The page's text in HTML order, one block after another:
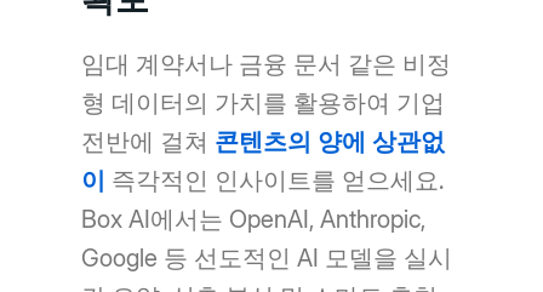
임대 계약서나 금융 문서 같은 비정
형 데이터의 가치를 활용하여 기업
전반에 걸쳐 콘텐츠의 양에 상관없
이 즉각적인 인사이트를 얻으세요.
Box AI에서는 OpenAI, Anthropic,
Google 등 선도적인 AI 모델을 실시